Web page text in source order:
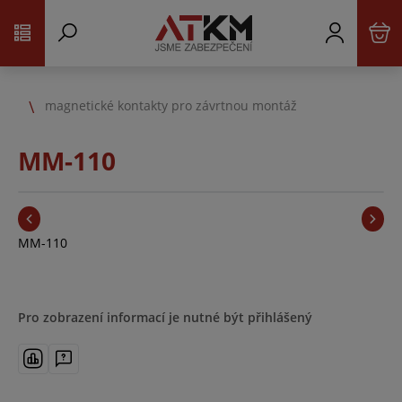
magnetické kontakty pro závrtnou montáž
MM-110
MM-110
Pro zobrazení informací je nutné být přihlášený